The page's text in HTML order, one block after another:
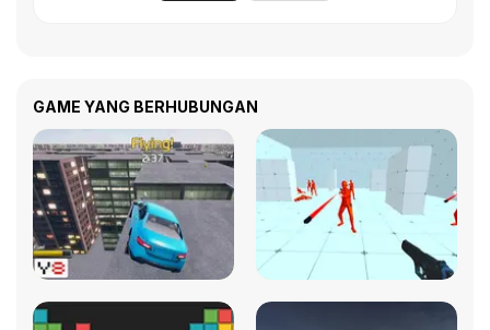
GAME YANG BERHUBUNGAN